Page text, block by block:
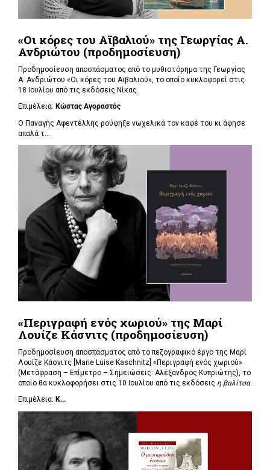
«Οι κόρες του Αϊβαλιού» της Γεωργίας Α.
Ανδριώτου (προδημοσίευση)
Προδημοσίευση αποσπάσματος από το μυθιστόρημα της Γεωργίας
Α. Ανδριώτου «Οι κόρες του Αϊβαλιού», το οποίο κυκλοφορεί στις
18 Ιουλίου από τις εκδόσεις Νίκας.
Επιμέλεια: Κώστας Αγοραστός
Ο Παναγής Αφεντέλλης ρούφηξε νωχελικά τον καφέ του κι άφησε
απαλά τ...
«Περιγραφή ενός χωριού» της Μαρί
Λουίζε Κάσνιτς (προδημοσίευση)
Προδημοσίευση αποσπάσματος από το πεζογραφικό έργο της Μαρί
Λουίζε Κάσνιτς [Marie Luise Kaschnitz] «Περιγραφή ενός χωριού»
(Μετάφραση – Επίμετρο – Σημειώσεις: Αλέξανδρος Κυπριώτης), το
οποίο θα κυκλοφορήσει στις 10 Ιουλίου από τις εκδόσεις η βαλίτσα.
Επιμέλεια: Κ...